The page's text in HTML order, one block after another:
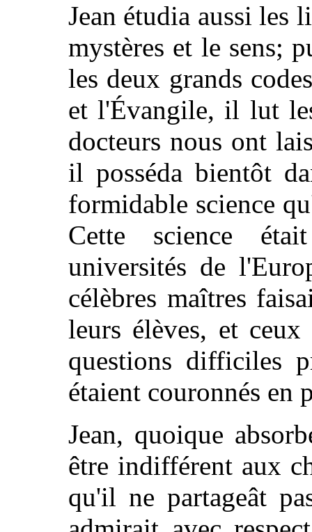
Jean étudia aussi les
mystères et le sens;
les deux grands
et l'Évangile, il lut
docteurs nous ont
il posséda bientôt
formidable science
Cette science
universités de
célèbres maîtres
leurs élèves, et
questions difficiles
étaient couronnés en
Jean, quoique
être indifférent aux
qu'il ne partageât